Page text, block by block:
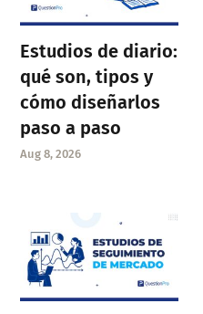
Estudios de diario:
qué son, tipos y
cómo diseñarlos
paso a paso
Aug 8, 2026